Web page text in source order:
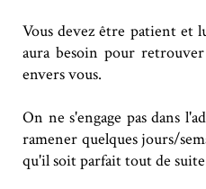
Vous devez être patient et
aura besoin pour
envers vous.
On ne s'engage pas dans
ramener quelques jours/
qu'il soit parfait tout de